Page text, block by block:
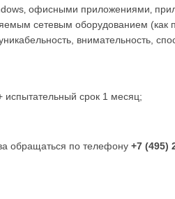
офисными приложениями‚
сетевым оборудованием (как
внимательность,
испытательный срок 1 месяц;
обращаться по телефону +7 (495)